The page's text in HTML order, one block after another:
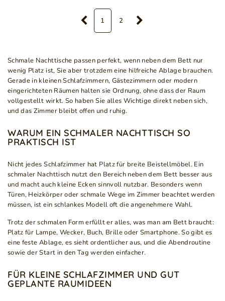
1 2
Schmale Nachttische passen perfekt, wenn neben dem Bett nur
wenig Platz ist, Sie aber trotzdem eine hilfreiche Ablage brauchen.
Gerade in kleinen Schlafzimmern, Gästezimmern oder modern
eingerichteten Räumen halten sie Ordnung, ohne dass der Raum
vollgestellt wirkt. So haben Sie alles Wichtige direkt neben sich,
und das Zimmer bleibt offen und ruhig.
WARUM EIN SCHMALER NACHTTISCH SO
PRAKTISCH IST
Nicht jedes Schlafzimmer hat Platz für breite Beistellmöbel. Ein
schmaler Nachttisch nutzt den Bereich neben dem Bett besser aus
und macht auch kleine Ecken sinnvoll nutzbar. Besonders wenn
Türen, Heizkörper oder schmale Wege im Zimmer beachtet werden
müssen, ist ein schlankes Modell oft die angenehmere Wahl.
Trotz der schmalen Form erfüllt er alles, was man am Bett braucht:
Platz für Lampe, Wecker, Buch, Brille oder Smartphone. So gibt es
eine feste Ablage, es sieht ordentlicher aus, und die Abendroutine
sowie der Start in den Tag werden einfacher.
FÜR KLEINE SCHLAFZIMMER UND GUT
GEPLANTE RAUMIDEEN